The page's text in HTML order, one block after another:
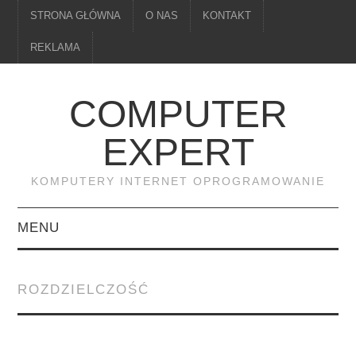
STRONA GŁÓWNA O NAS KONTAKT
REKLAMA
COMPUTER
EXPERT
KOMPUTERY INTERNET OPROGRAMOWANIE
MENU
ROZDZIELCZOŚĆ